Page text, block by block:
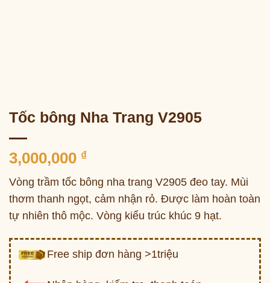
Tốc bông Nha Trang V2905
3,000,000 ₫
Vòng trầm tốc bông nha trang V2905 đeo tay. Mùi
thơm thanh ngọt, cảm nhận rỏ. Được làm hoàn toàn
tự nhiên thô mộc. Vòng kiểu trúc khúc 9 hạt.
Free ship đơn hàng >1triệu